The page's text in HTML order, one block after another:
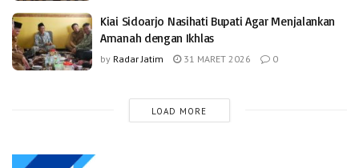
Kiai Sidoarjo Nasihati Bupati Agar Menjalankan
Amanah dengan Ikhlas
by Radar Jatim 31 MARET 2026 0
LOAD MORE